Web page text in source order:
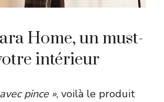
Home, un must-
intérieur
pince », voilà le produit